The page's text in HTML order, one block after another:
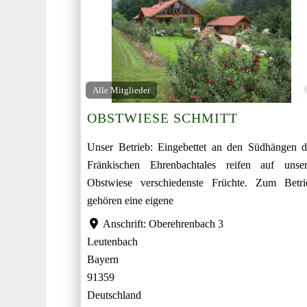
Alle Mitglieder
OBSTWIESE SCHMITT
Unser Betrieb: Eingebettet an den Südhängen
Fränkischen Ehrenbachtales reifen auf
Obstwiese verschiedenste Früchte. Zum
gehören eine eigene
Anschrift:Oberehrenbach 3
Leutenbach
Bayern
91359
Deutschland